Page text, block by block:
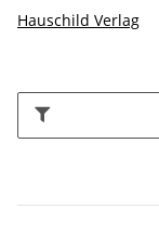
Hauschild Verlag